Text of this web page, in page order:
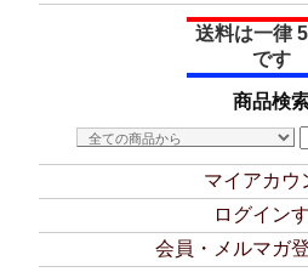
送料は一律
です
商品検
マイアカウ
ログイン
会員・メルマガ